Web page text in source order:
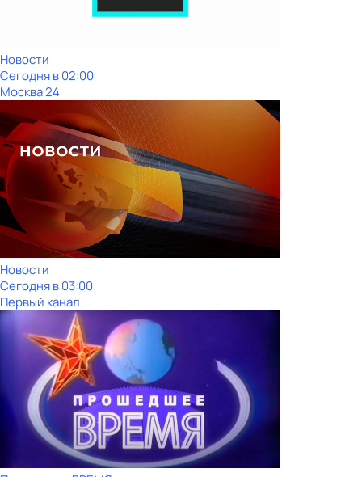
Новости
Сегодня в 02:00
Москва 24
Новости
Сегодня в 03:00
Первый канал